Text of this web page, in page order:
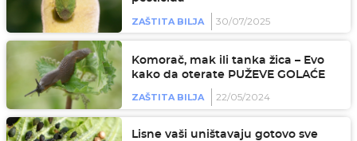
ZAŠTITA BILJA 30/07/2025
Komorač, mak ili tanka žica – Evo
kako da oterate PUŽEVE GOLAĆE
ZAŠTITA BILJA 22/05/2024
Lisne vaši uništavaju gotovo sve